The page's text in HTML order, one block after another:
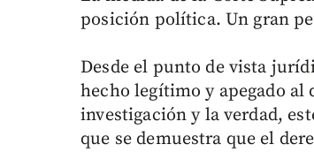
posición política. Un gran
Desde el punto de vista
hecho legítimo y apegado al
investigación y la verdad,
que se demuestra que el